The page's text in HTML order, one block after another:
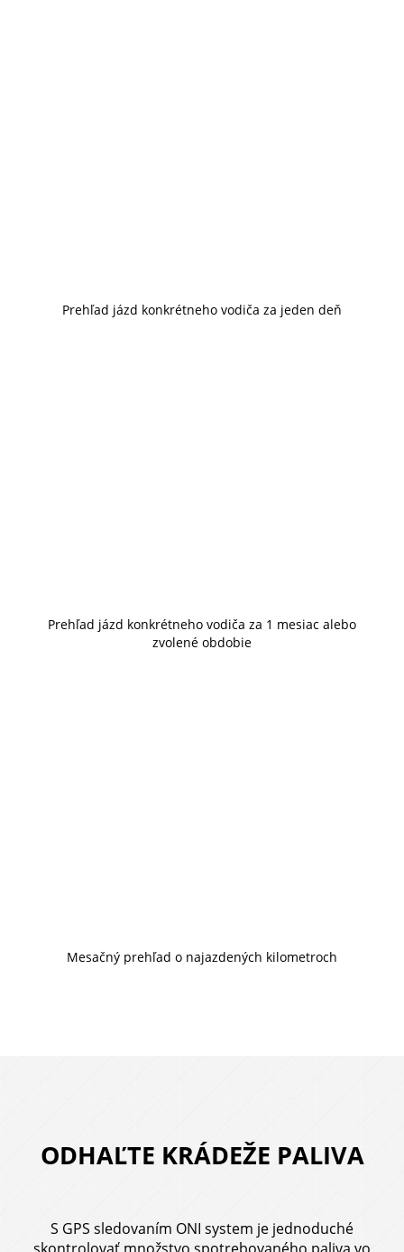
Prehľad jázd konkrétneho vodiča za jeden deň
Prehľad jázd konkrétneho vodiča za 1 mesiac alebo
zvolené obdobie
Mesačný prehľad o najazdených kilometroch
ODHAĽTE KRÁDEŽE PALIVA
S GPS sledovaním ONI system je jednoduché